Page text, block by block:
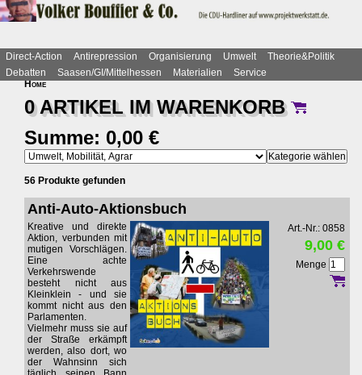
Direct-Action Antirepression Organisierung Umwelt
Theorie&Politik
Debatten
Saasen/GI/Mittelhessen Materialien
Service
Home
0 ARTIKEL IMWARENKORB
Summe: 0,00 €
56 Produkte gefunden
Anti-Auto-Aktionsbuch
Kreative und direkte
Aktion, verbunden mit
mutigen Vorschlägen.
Eine achte
Verkehrswende
besteht nicht aus
Kleinklein - und sie
kommt nicht aus den
Parlamenten.
Vielmehr muss sie auf
der Straße erkämpft
werden, also dort, wo
der Wahnsinn sich
Art.-Nr.: 0858
9,00 €
Menge